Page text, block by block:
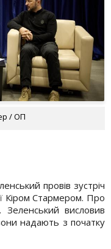
/ ОП
провів зустріч
Кіром Стармером. Про
Зеленський висловив
надають з початку